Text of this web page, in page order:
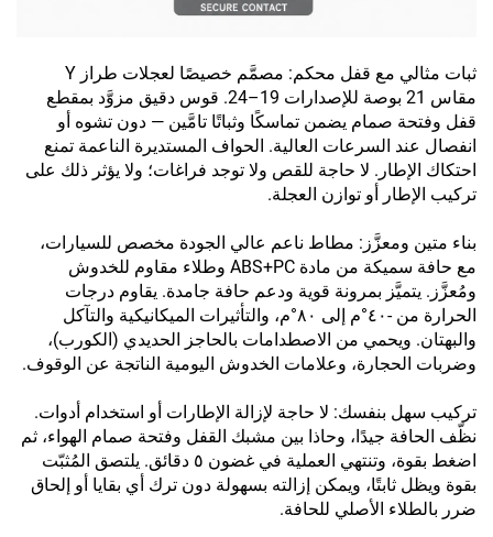
ثبات مثالي مع قفل محكم: مصمَّم خصيصًا لعجلات طراز Y
مقاس 21 بوصة للإصدارات 19–24. قوس دقيق مزوَّد بمقطع
قفل وفتحة صمام يضمن تماسكًا وثباتًا تامَّين — دون تشوه أو
انفصال عند السرعات العالية. الحواف المستديرة الناعمة تمنع
احتكاك الإطار. لا حاجة للقص ولا توجد فراغات؛ ولا يؤثر ذلك على
تركيب الإطار أو توازن العجلة.
بناء متين ومعزَّز: مطاط ناعم عالي الجودة مخصص للسيارات،
مع حافة سميكة من مادة ABS+PC وطلاء مقاوم للخدوش
ومُعزَّز. يتميَّز بمرونة قوية ودعم حافة جامدة. يقاوم درجات
الحرارة من -٤٠°م إلى ٨٠°م، والتأثيرات الميكانيكية والتآكل
والبهتان. ويحمي من الاصطدامات بالحاجز الحديدي (الكورب)،
وضربات الحجارة، وعلامات الخدوش اليومية الناتجة عن الوقوف.
تركيب سهل بنفسك: لا حاجة لإزالة الإطارات أو استخدام أدوات.
نظّف الحافة جيدًا، وحاذا بين مشبك القفل وفتحة صمام الهواء، ثم
اضغط بقوة، وتنتهي العملية في غضون ٥ دقائق. يلتصق المُثبّت
بقوة ويظل ثابتًا، ويمكن إزالته بسهولة دون ترك أي بقايا أو إلحاق
ضرر بالطلاء الأصلي للحافة.